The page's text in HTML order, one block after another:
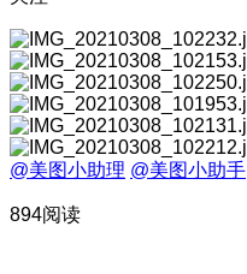
@美图小助理 @美图小助手
894阅读